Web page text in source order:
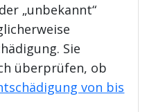
„unbekannt“
Sie
überprüfen, ob
von bis